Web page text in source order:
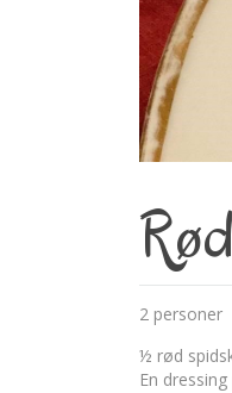
2 personer
½ rød
En dressing